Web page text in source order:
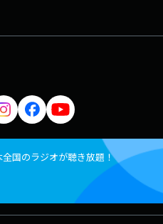
国のラジオが聴き放題！